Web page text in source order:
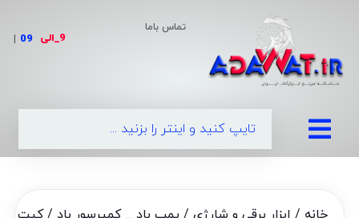
تماس باما
9_الی |